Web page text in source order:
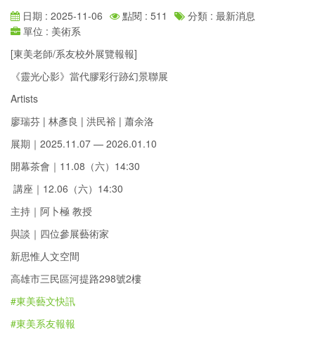
日期 : 2025-11-06 點閱 : 511
分類 : 最新消息
單位 : 美術系
[東美老師/系友校外展覽報報]
《靈光心影》當代膠彩行跡幻景聯展
Artists
廖瑞芬 | 林彥良 | 洪民裕 | 蕭余洛
展期｜2025.11.07 — 2026.01.10
開幕茶會｜11.08（六）14:30
講座｜12.06（六）14:30
主持｜阿卜極 教授
與談｜四位參展藝術家
新思惟人文空間
高雄市三民區河提路298號2樓
#東美藝文快訊
#東美系友報報